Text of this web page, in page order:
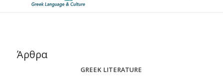
Άρθρα
GREEK LITERATURE